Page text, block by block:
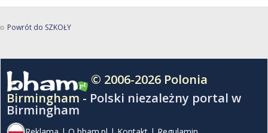
Powrót do SZKOŁY
© 2006-2026 Polonia
Birmingham - Polski niezależny portal w
Birmingham